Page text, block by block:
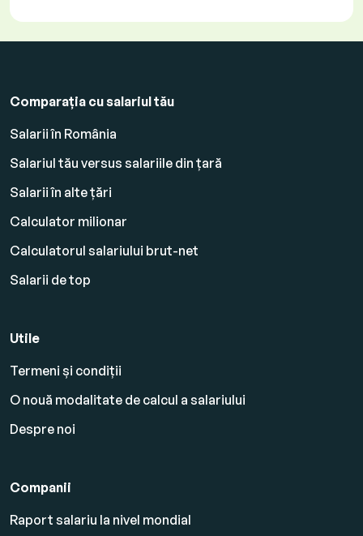
Comparația cu salariul tău
Salarii în România
Salariul tău versus salariile din țară
Salarii în alte țări
Calculator milionar
Calculatorul salariului brut-net
Salarii de top
Utile
Termeni și condiții
O nouă modalitate de calcul a salariului
Despre noi
Companii
Raport salariu la nivel mondial